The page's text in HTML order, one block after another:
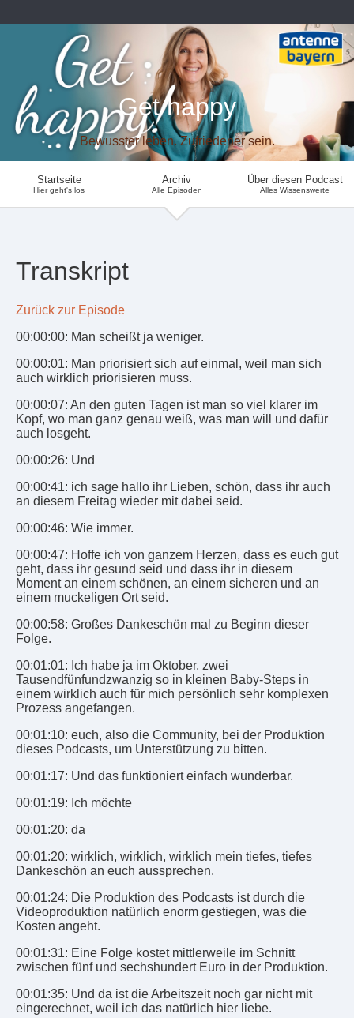
Get happy
Bewusster leben. Zufriedener sein.
Startseite
Hier geht's los
Archiv
Alle Episoden
Über diesen Podcast
Alles Wissenswerte
Transkript
Zurück zur Episode
00:00:00: Man scheißt ja weniger.
00:00:01: Man priorisiert sich auf einmal, weil man sich
auch wirklich priorisieren muss.
00:00:07: An den guten Tagen ist man so viel klarer im
Kopf, wo man ganz genau weiß, was man will und dafür
auch losgeht.
00:00:26: Und
00:00:41: ich sage hallo ihr Lieben, schön, dass ihr auch
an diesem Freitag wieder mit dabei seid.
00:00:46: Wie immer.
00:00:47: Hoffe ich von ganzem Herzen, dass es euch gut
geht, dass ihr gesund seid und dass ihr in diesem
Moment an einem schönen, an einem sicheren und an
einem muckeligen Ort seid.
00:00:58: Großes Dankeschön mal zu Beginn dieser
Folge.
00:01:01: Ich habe ja im Oktober, zwei
Tausendfünfundzwanzig so in kleinen Baby-Steps in
einem wirklich auch für mich persönlich sehr komplexen
Prozess angefangen.
00:01:10: euch, also die Community, bei der Produktion
dieses Podcasts, um Unterstützung zu bitten.
00:01:17: Und das funktioniert einfach wunderbar.
00:01:19: Ich möchte
00:01:20: da
00:01:20: wirklich, wirklich, wirklich mein tiefes, tiefes
Dankeschön an euch aussprechen.
00:01:24: Die Produktion des Podcasts ist durch die
Videoproduktion natürlich enorm gestiegen, was die
Kosten angeht.
00:01:31: Eine Folge kostet mittlerweile im Schnitt
zwischen fünf und sechshundert Euro in der Produktion.
00:01:35: Und da ist die Arbeitszeit noch gar nicht mit
eingerechnet, weil ich das natürlich hier liebe.